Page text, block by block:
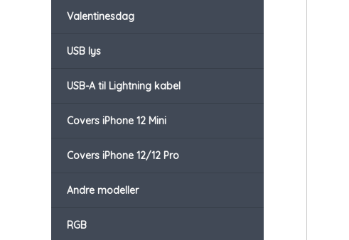
Valentinesdag
USB lys
USB-A til Lightning kabel
Covers iPhone 12 Mini
Covers iPhone 12/12 Pro
Andre modeller
RGB